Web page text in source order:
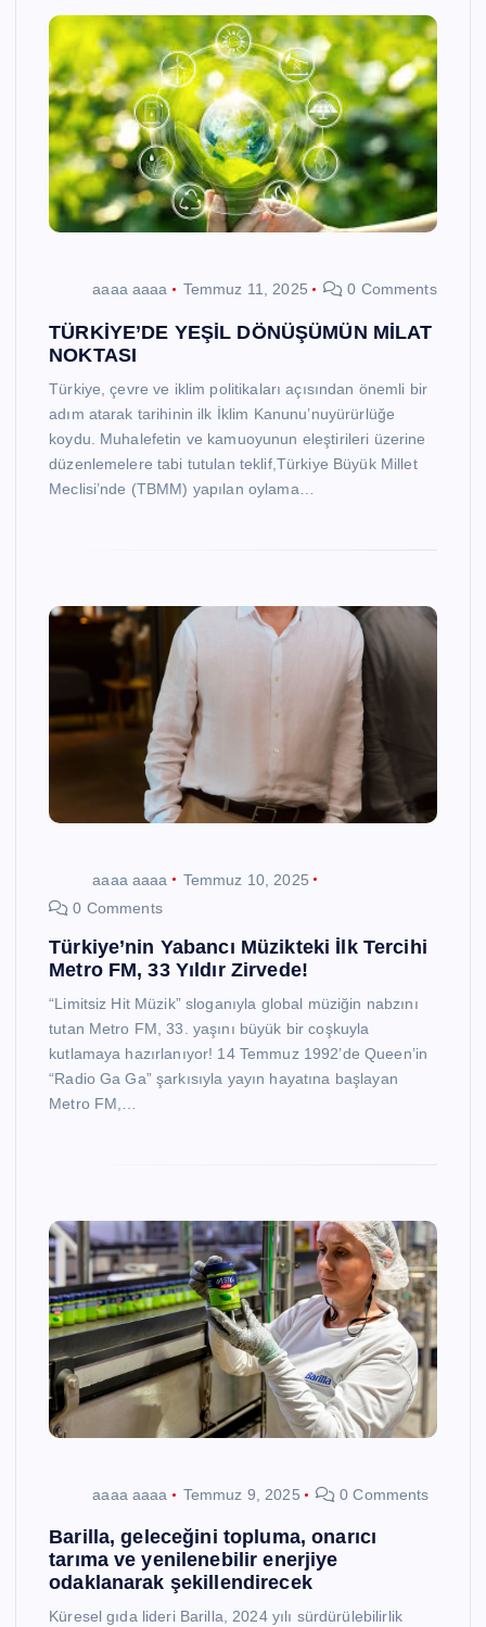
aaaa aaaa Temmuz 11, 2025 0 Comments
TÜRKİYE’DE YEŞİL DÖNÜŞÜMÜN MİLAT
NOKTASI
Türkiye, çevre ve iklim politikaları açısından önemli bir
adım atarak tarihinin ilk İklim Kanunu’nuyürürlüğe
koydu. Muhalefetin ve kamuoyunun eleştirileri üzerine
düzenlemelere tabi tutulan teklif,Türkiye Büyük Millet
Meclisi’nde (TBMM) yapılan oylama…
aaaa aaaa
Temmuz 10, 2025
0 Comments
Türkiye’nin Yabancı Müzikteki İlk Tercihi
Metro FM, 33 Yıldır Zirvede!
“Limitsiz Hit Müzik” sloganıyla global müziğin nabzını
tutan Metro FM, 33. yaşını büyük bir coşkuyla
kutlamaya hazırlanıyor! 14 Temmuz 1992’de Queen’in
“Radio Ga Ga” şarkısıyla yayın hayatına başlayan
Metro FM,…
aaaa aaaa Temmuz 9, 2025 0 Comments
Barilla, geleceğini topluma, onarıcı
tarıma ve yenilenebilir enerjiye
odaklanarak şekillendirecek
Küresel gıda lideri Barilla, 2024 yılı sürdürülebilirlik